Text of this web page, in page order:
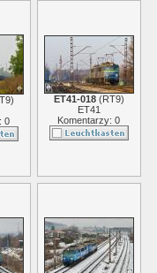
)
0
ET41-018(RT9)
ET41
Komentarzy: 0